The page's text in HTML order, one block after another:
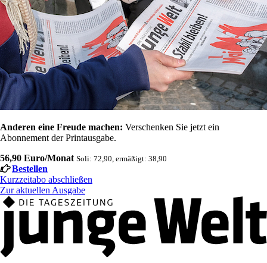
Anderen eine Freude machen: Verschenken Sie jetzt ein
Abonnement der Printausgabe.
56,90 Euro/Monat Soli: 72,90, ermäßigt: 38,90
Bestellen
Kurzzeitabo abschließen
Zur aktuellen Ausgabe